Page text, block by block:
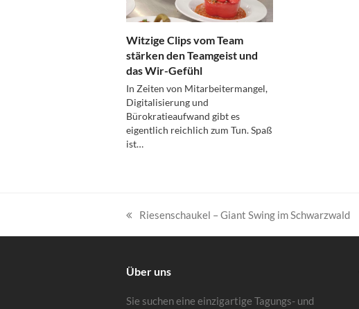
Witzige Clips vom Team
stärken den Teamgeist und
das Wir-Gefühl
In Zeiten von Mitarbeitermangel,
Digitalisierung und
Bürokratieaufwand gibt es
eigentlich reichlich zum Tun. Spaß
ist…
vorheriger
Beitrag:
Riesenschaukel – Giant Swing im Schwarzwald
Über uns
Sie suchen eine einzigartige Tagungs- und